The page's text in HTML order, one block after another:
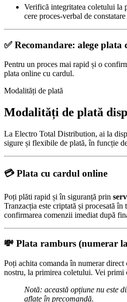
Verifică integritatea coletului la
cere proces-verbal de
✅ Recomandare: alege plata
Pentru un proces mai rapid și o
plata online cu cardul.
Modalități de plată
Modalități de plată
La Electro Total Distribution, ai la
sigure și flexibile de plată, în funcție
💳Plata cu cardul online
Poți plăti rapid și în siguranță prin
Tranzacția este criptată și procesată
confirmarea comenzii imediat după
💸 Plata ramburs (numerar
Poți achita comanda în numerar
nostru, la primirea coletului. Vei primi
Notă: această opțiune nu este
aflate în precomandă.